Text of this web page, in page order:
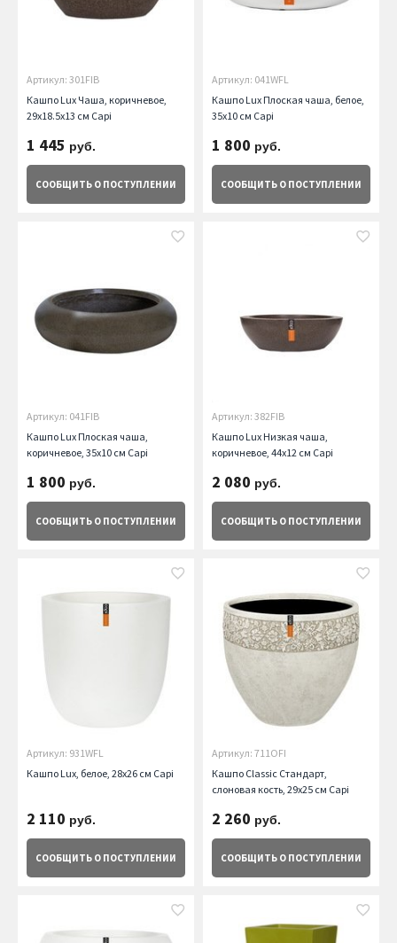
Артикул: 301FIB
Кашпо Lux Чаша, коричневое,
29х18.5х13 см Capi
1 445 руб.
СООБЩИТЬ О ПОСТУПЛЕНИИ
Артикул: 041WFL
Кашпо Lux Плоская чаша, белое,
35х10 см Capi
1 800 руб.
СООБЩИТЬ О ПОСТУПЛЕНИИ
Артикул: 041FIB
Кашпо Lux Плоская чаша,
коричневое, 35х10 см Capi
1 800 руб.
СООБЩИТЬ О ПОСТУПЛЕНИИ
Артикул: 382FIB
Кашпо Lux Низкая чаша,
коричневое, 44х12 см Capi
2 080 руб.
СООБЩИТЬ О ПОСТУПЛЕНИИ
Артикул: 931WFL
Кашпо Lux, белое, 28х26 см Capi
2 110 руб.
СООБЩИТЬ О ПОСТУПЛЕНИИ
Артикул: 711OFI
Кашпо Classic Стандарт,
слоновая кость, 29х25 см Capi
2 260 руб.
СООБЩИТЬ О ПОСТУПЛЕНИИ